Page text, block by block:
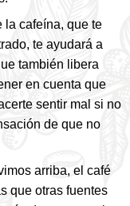
la cafeína, que te
te ayudará a
también libera
en cuenta que
sentir mal si no
de que no
arriba, el café
que otras fuentes